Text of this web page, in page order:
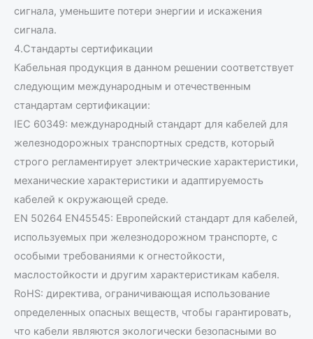
сигнала, уменьшите потери энергии и искажения
сигнала.
4.Стандарты сертификации
Кабельная продукция в данном решении соответствует
следующим международным и отечественным
стандартам сертификации:
IEC 60349: международный стандарт для кабелей для
железнодорожных транспортных средств, который
строго регламентирует электрические характеристики,
механические характеристики и адаптируемость
кабелей к окружающей среде.
EN 50264 EN45545: Европейский стандарт для кабелей,
используемых при железнодорожном транспорте, с
особыми требованиями к огнестойкости,
маслостойкости и другим характеристикам кабеля.
RoHS: директива, ограничивающая использование
определенных опасных веществ, чтобы гарантировать,
что кабели являются экологически безопасными во